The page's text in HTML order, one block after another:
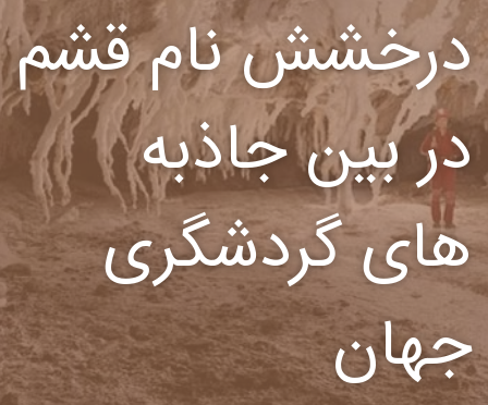
درخشش نام قشم
در بین جاذبه
های گردشگری
جهان